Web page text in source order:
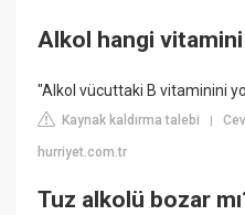
Alkol hangi
"Alkol vücuttaki B vitaminini
Kaynak kaldırma talebi |
hurriyet.com.tr
Tuz alkolü bozar